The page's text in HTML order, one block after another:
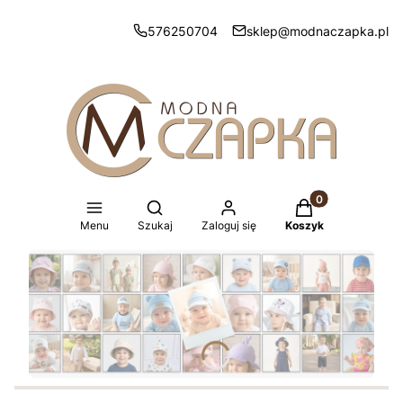
576250704 sklep@modnaczapka.pl
Menu
Otwórz wyszukiwarkę
Szukaj Zaloguj się
Produkty w
Koszyk